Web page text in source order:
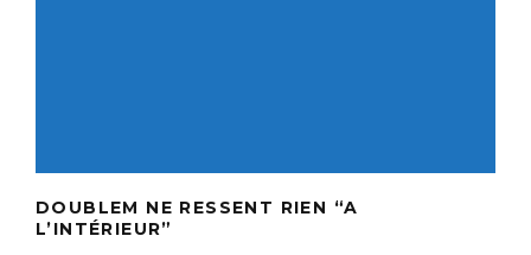
DOUBLEM NE RESSENT RIEN “A
L’INTÉRIEUR”